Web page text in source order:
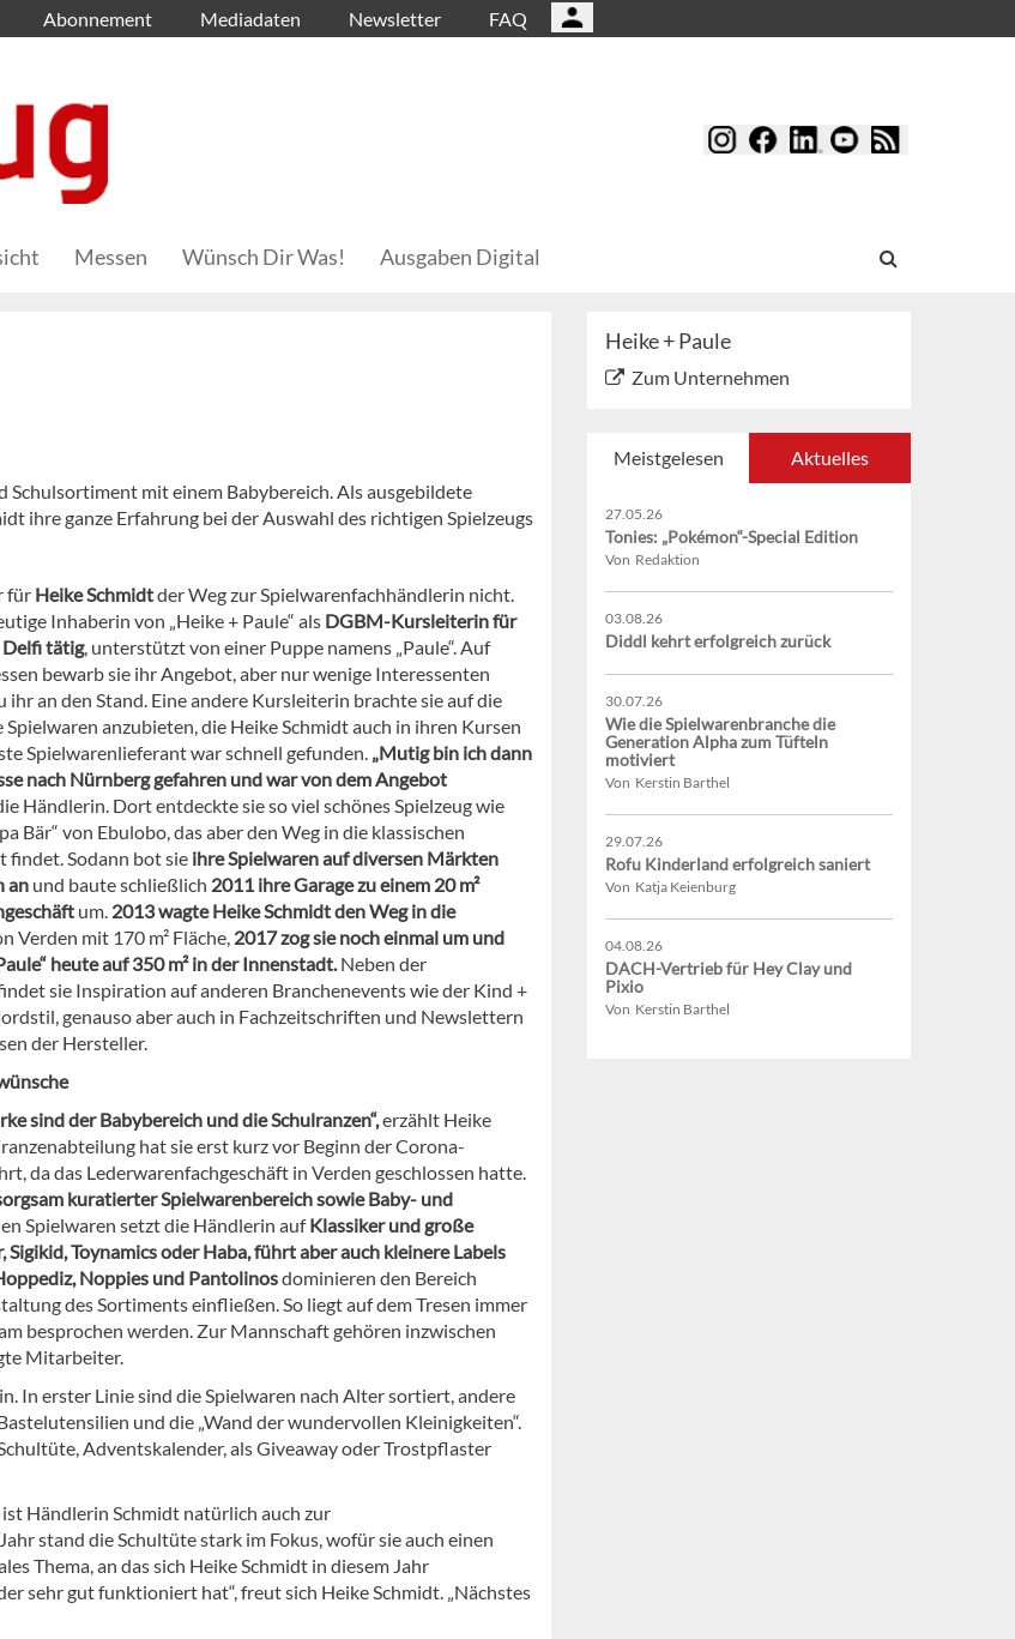
Abonnement Mediadaten Newsletter FAQ
Messen Wünsch Dir Was! Ausgaben Digital
Schulsortiment mit einem Babybereich. Als ausgebildete
ihre ganze Erfahrung bei der Auswahl des richtigen Spielzeugs
für Heike Schmidtder Weg zur Spielwarenfachhändlerin nicht.
Inhaberin von „Heike + Paule“ als DGBM-Kursleiterin für
Delfi tätig, unterstützt von einer Puppe namens „Paule“. Auf
bewarb sie ihr Angebot, aber nur wenige Interessenten
ihr an den Stand. Eine andere Kursleiterin brachte sie auf die
Spielwaren anzubieten, die Heike Schmidt auch in ihren Kursen
Spielwarenlieferant war schnell gefunden. „Mutig bin ich dann
nach Nürnberg gefahren und war von dem Angebot
Händlerin. Dort entdeckte sie so viel schönes Spielzeug wie
Bär“ von Ebulobo, das aber den Weg in die klassischen
findet. Sodann bot sie ihre Spielwaren auf diversen Märkten
an und baute schließlich 2011 ihre Garage zu einem 20 m²
um. 2013 wagte Heike Schmidt den Weg in die
Verden mit 170 m² Fläche, 2017 zog sie noch einmal um und
heute auf 350 m² in der Innenstadt.Neben der
sie Inspiration auf anderen Branchenevents wie der Kind +
genauso aber auch in Fachzeitschriften und Newslettern
der Hersteller.
sind der Babybereich und die Schulranzen“,erzählt Heike
hat sie erst kurz vor Beginn der Corona-
da das Lederwarenfachgeschäft in Verden geschlossen hatte.
kuratierter Spielwarenbereich sowie Baby- und
Spielwaren setzt die Händlerin aufKlassiker und große
Sigikid, Toynamics oder Haba, führt aber auch kleinere Labels
Noppies und Pantolinosdominieren den Bereich
des Sortiments einfließen. So liegt auf dem Tresen immer
besprochen werden. Zur Mannschaft gehören inzwischen
Mitarbeiter.
In erster Linie sind die Spielwaren nach Alter sortiert, andere
und die „Wand der wundervollen Kleinigkeiten“.
Adventskalender, als Giveaway oder Trostpflaster
ist Händlerin Schmidt natürlich auch zur
stand die Schultüte stark im Fokus, wofür sie auch einen
Thema, an das sich Heike Schmidt in diesem Jahr
sehr gut funktioniert hat“, freut sich Heike Schmidt. „Nächstes
Heike + Paule
Zum Unternehmen
Meistgelesen Aktuelles
27.05.26
Tonies: „Pokémon“-Special Edition
Von Redaktion
03.08.26
Diddl kehrt erfolgreich zurück
30.07.26
Wie die Spielwarenbranche die
Generation Alpha zum Tüfteln
motiviert
Von Kerstin Barthel
29.07.26
Rofu Kinderland erfolgreich saniert
Von Katja Keienburg
04.08.26
DACH-Vertrieb für Hey Clay und
Pixio
Von Kerstin Barthel